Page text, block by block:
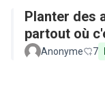
Planter des
partout où
Anonyme 7